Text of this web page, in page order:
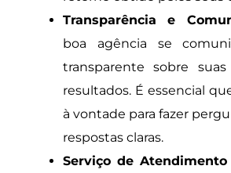
Transparência e
boa agência se
transparente sobre
resultados. É essencial
à vontade para fazer
respostas claras.
Serviço de Atendimento